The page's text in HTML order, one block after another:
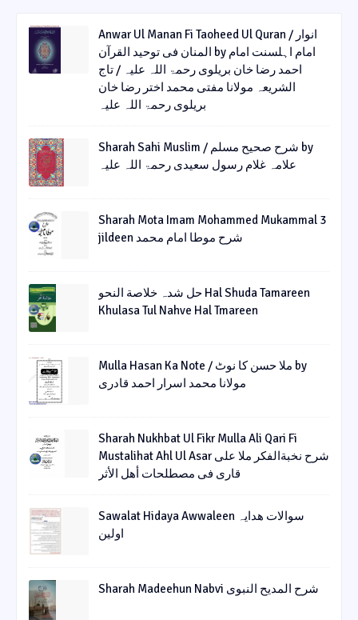
Anwar Ul Manan Fi Taoheed Ul Quran / انوار
المنان فی توحید القرآن by امام اہلسنت امام
احمد رضا خان بریلوی رحمۃ اللہ علیہ / تاج
الشریعہ مولانا مفتی محمد اختر رضا خان
بریلوی رحمۃ اللہ علیہ
Sharah Sahi Muslim / شرح صحیح مسلم by
علامہ غلام رسول سعیدی رحمۃ اللہ علیہ
Sharah Mota Imam Mohammed Mukammal 3
jildeen شرح موطا امام محمد
حل شدہ خلاصة النحو Hal Shuda Tamareen
Khulasa Tul Nahve Hal Tmareen
Mulla Hasan Ka Note / ملا حسن کا نوٹ by
مولانا محمد اسرار احمد قادری
Sharah Nukhbat Ul Fikr Mulla Ali Qari Fi
Mustalihat Ahl Ul Asar شرح نخبةالفکر ملا علی
قاری فی مصطلحات أھل الأثر
Sawalat Hidaya Awwaleen سوالات ھدایہ
اولین
Sharah Madeehun Nabvi شرح المدیح النبوی